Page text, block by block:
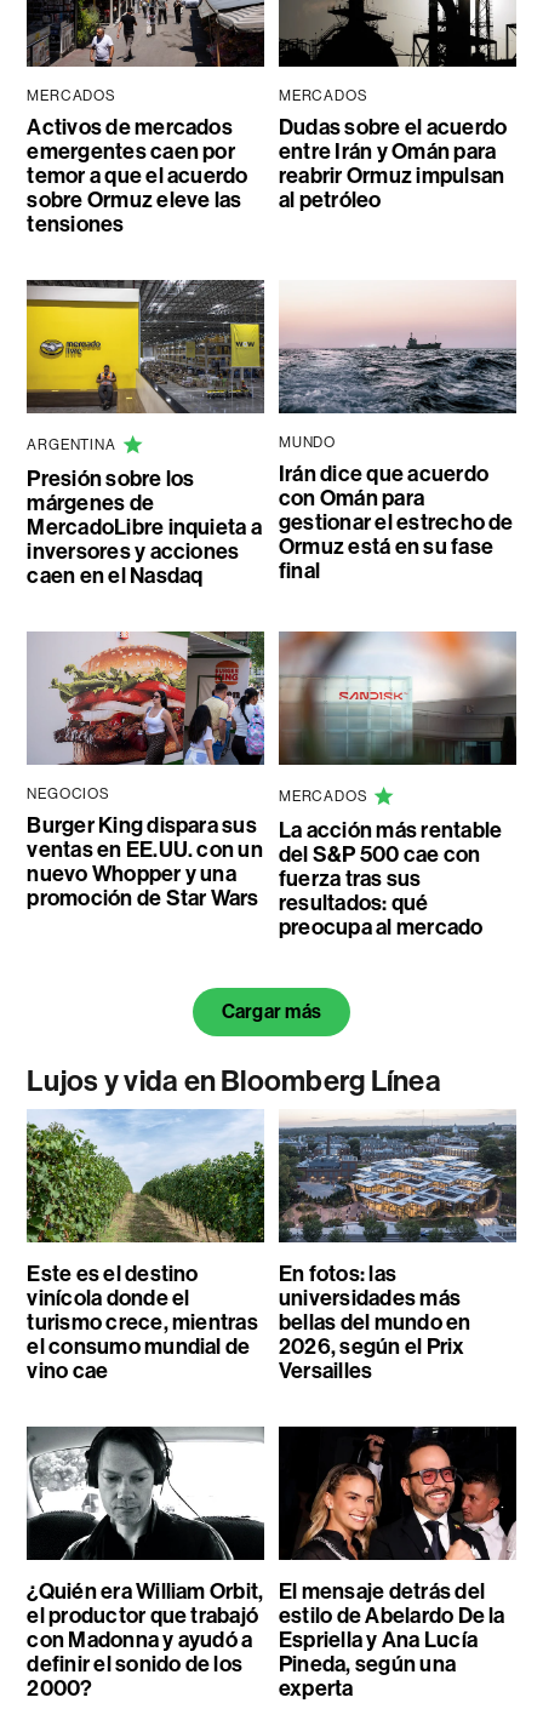
MERCADOS
Activos de mercados
emergentes caen por
temor a que el acuerdo
sobre Ormuz eleve las
tensiones
MERCADOS
Dudas sobre el acuerdo
entre Irán y Omán para
reabrir Ormuz impulsan
al petróleo
ARGENTINA
Presión sobre los
márgenes de
MercadoLibre inquieta a
inversores y acciones
caen en el Nasdaq
MUNDO
Irán dice que acuerdo
con Omán para
gestionar el estrecho de
Ormuz está en su fase
final
NEGOCIOS
Burger King dispara sus
ventas en EE.UU. con un
nuevo Whopper y una
promoción de Star Wars
MERCADOS
La acción más rentable
del S&P 500 cae con
fuerza tras sus
resultados: qué
preocupa al mercado
Cargar más
Lujos y vida en Bloomberg Línea
Este es el destino
vinícola donde el
turismo crece, mientras
el consumo mundial de
vino cae
En fotos: las
universidades más
bellas del mundo en
2026, según el Prix
Versailles
¿Quién era William Orbit,
el productor que trabajó
con Madonna y ayudó a
definir el sonido de los
2000?
El mensaje detrás del
estilo de Abelardo De la
Espriella y Ana Lucía
Pineda, según una
experta